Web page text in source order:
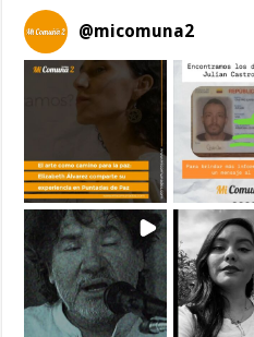
@micomuna2